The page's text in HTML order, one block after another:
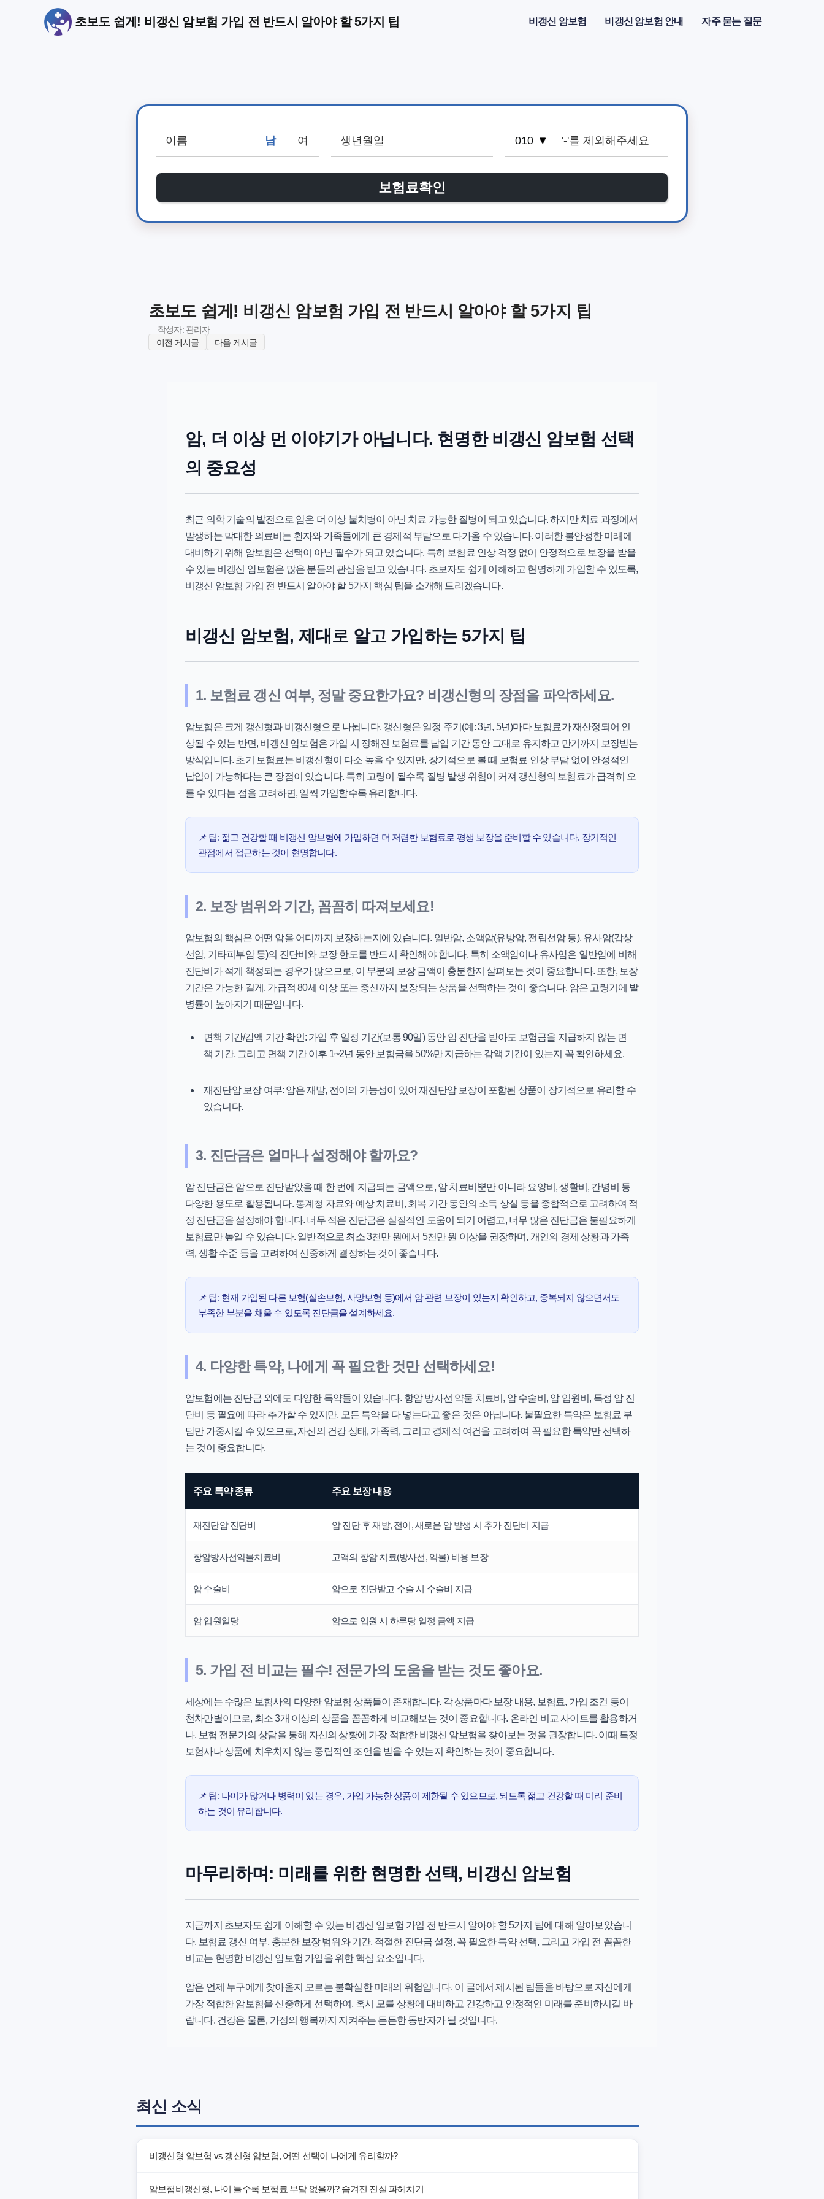
초보도 쉽게! 비갱신 암보험 가입 전 반드시 알아야 할 5가지 팁 비갱신 암보험 비갱신 암보험 안내 자주 묻는 질문
남 여
보험료확인
초보도 쉽게! 비갱신 암보험 가입 전 반드시 알아야 할 5가지 팁
작성자: 관리자
이전 게시글
다음 게시글
암, 더 이상 먼 이야기가 아닙니다. 현명한 비갱신 암보험 선택
의 중요성
최근 의학 기술의 발전으로 암은 더 이상 불치병이 아닌 치료 가능한 질병이 되고 있습니다. 하지만 치료 과정에서
발생하는 막대한 의료비는 환자와 가족들에게 큰 경제적 부담으로 다가올 수 있습니다. 이러한 불안정한 미래에
대비하기 위해 암보험은 선택이 아닌 필수가 되고 있습니다. 특히 보험료 인상 걱정 없이 안정적으로 보장을 받을
수 있는 비갱신 암보험은 많은 분들의 관심을 받고 있습니다. 초보자도 쉽게 이해하고 현명하게 가입할 수 있도록,
비갱신 암보험 가입 전 반드시 알아야 할 5가지 핵심 팁을 소개해 드리겠습니다.
비갱신 암보험, 제대로 알고 가입하는 5가지 팁
1. 보험료 갱신 여부, 정말 중요한가요? 비갱신형의 장점을 파악하세요.
암보험은 크게 갱신형과 비갱신형으로 나뉩니다. 갱신형은 일정 주기(예: 3년, 5년)마다 보험료가 재산정되어 인
상될 수 있는 반면, 비갱신 암보험은 가입 시 정해진 보험료를 납입 기간 동안 그대로 유지하고 만기까지 보장받는
방식입니다. 초기 보험료는 비갱신형이 다소 높을 수 있지만, 장기적으로 볼 때 보험료 인상 부담 없이 안정적인
납입이 가능하다는 큰 장점이 있습니다. 특히 고령이 될수록 질병 발생 위험이 커져 갱신형의 보험료가 급격히 오
를 수 있다는 점을 고려하면, 일찍 가입할수록 유리합니다.
📌 팁:젊고 건강할 때 비갱신 암보험에 가입하면 더 저렴한 보험료로 평생 보장을 준비할 수 있습니다. 장기적인
관점에서 접근하는 것이 현명합니다.
2. 보장 범위와 기간, 꼼꼼히 따져보세요!
암보험의 핵심은 어떤 암을 어디까지 보장하는지에 있습니다. 일반암, 소액암(유방암, 전립선암 등), 유사암(갑상
선암, 기타피부암 등)의 진단비와 보장 한도를 반드시 확인해야 합니다. 특히 소액암이나 유사암은 일반암에 비해
진단비가 적게 책정되는 경우가 많으므로, 이 부분의 보장 금액이 충분한지 살펴보는 것이 중요합니다. 또한, 보장
기간은 가능한 길게, 가급적 80세 이상 또는 종신까지 보장되는 상품을 선택하는 것이 좋습니다. 암은 고령기에 발
병률이 높아지기 때문입니다.
면책 기간/감액 기간 확인: 가입 후 일정 기간(보통 90일) 동안 암 진단을 받아도 보험금을 지급하지 않는 면
책 기간, 그리고 면책 기간 이후 1~2년 동안 보험금을 50%만 지급하는 감액 기간이 있는지 꼭 확인하세요.
재진단암 보장 여부: 암은 재발, 전이의 가능성이 있어 재진단암 보장이 포함된 상품이 장기적으로 유리할 수
있습니다.
3. 진단금은 얼마나 설정해야 할까요?
암 진단금은 암으로 진단받았을 때 한 번에 지급되는 금액으로, 암 치료비뿐만 아니라 요양비, 생활비, 간병비 등
다양한 용도로 활용됩니다. 통계청 자료와 예상 치료비, 회복 기간 동안의 소득 상실 등을 종합적으로 고려하여 적
정 진단금을 설정해야 합니다. 너무 적은 진단금은 실질적인 도움이 되기 어렵고, 너무 많은 진단금은 불필요하게
보험료만 높일 수 있습니다. 일반적으로 최소 3천만 원에서 5천만 원 이상을 권장하며, 개인의 경제 상황과 가족
력, 생활 수준 등을 고려하여 신중하게 결정하는 것이 좋습니다.
📌 팁:현재 가입된 다른 보험(실손보험, 사망보험 등)에서 암 관련 보장이 있는지 확인하고, 중복되지 않으면서도
부족한 부분을 채울 수 있도록 진단금을 설계하세요.
4. 다양한 특약, 나에게 꼭 필요한 것만 선택하세요!
암보험에는 진단금 외에도 다양한 특약들이 있습니다. 항암 방사선 약물 치료비, 암 수술비, 암 입원비, 특정 암 진
단비 등 필요에 따라 추가할 수 있지만, 모든 특약을 다 넣는다고 좋은 것은 아닙니다. 불필요한 특약은 보험료 부
담만 가중시킬 수 있으므로, 자신의 건강 상태, 가족력, 그리고 경제적 여건을 고려하여 꼭 필요한 특약만 선택하
는 것이 중요합니다.
주요 특약 종류 주요 보장 내용
재진단암 진단비 암 진단 후 재발, 전이, 새로운 암 발생 시 추가 진단비 지급
항암방사선약물치료비 고액의 항암 치료(방사선, 약물) 비용 보장
암 수술비 암으로 진단받고 수술 시 수술비 지급
암 입원일당 암으로 입원 시 하루당 일정 금액 지급
5. 가입 전 비교는 필수! 전문가의 도움을 받는 것도 좋아요.
세상에는 수많은 보험사의 다양한 암보험 상품들이 존재합니다. 각 상품마다 보장 내용, 보험료, 가입 조건 등이
천차만별이므로, 최소 3개 이상의 상품을 꼼꼼하게 비교해보는 것이 중요합니다. 온라인 비교 사이트를 활용하거
나, 보험 전문가의 상담을 통해 자신의 상황에 가장 적합한 비갱신 암보험을 찾아보는 것을 권장합니다. 이때 특정
보험사나 상품에 치우치지 않는 중립적인 조언을 받을 수 있는지 확인하는 것이 중요합니다.
📌 팁:나이가 많거나 병력이 있는 경우, 가입 가능한 상품이 제한될 수 있으므로, 되도록 젊고 건강할 때 미리 준비
하는 것이 유리합니다.
마무리하며: 미래를 위한 현명한 선택, 비갱신 암보험
지금까지 초보자도 쉽게 이해할 수 있는 비갱신 암보험 가입 전 반드시 알아야 할 5가지 팁에 대해 알아보았습니
다. 보험료 갱신 여부, 충분한 보장 범위와 기간, 적절한 진단금 설정, 꼭 필요한 특약 선택, 그리고 가입 전 꼼꼼한
비교는 현명한 비갱신 암보험 가입을 위한 핵심 요소입니다.
암은 언제 누구에게 찾아올지 모르는 불확실한 미래의 위험입니다. 이 글에서 제시된 팁들을 바탕으로 자신에게
가장 적합한 암보험을 신중하게 선택하여, 혹시 모를 상황에 대비하고 건강하고 안정적인 미래를 준비하시길 바
랍니다. 건강은 물론, 가정의 행복까지 지켜주는 든든한 동반자가 될 것입니다.
최신 소식
비갱신형 암보험 vs 갱신형 암보험, 어떤 선택이 나에게 유리할까?
암보험비갱신형, 나이 들수록 보험료 부담 없을까? 숨겨진 진실 파헤치기